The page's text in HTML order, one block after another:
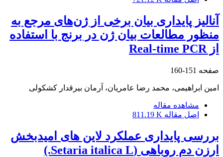
آنالیز پایداری بیان برخی از ژن‌های مرجع به
منظور مطالعات بیان ژن در برنج با استفاده
از Real-time PCR
صفحه 151-160
امین ابراهیمی، محمد رضا عامریان، آرمان بیرقدار کشکولی
مشاهده مقاله
اصل مقاله 811.19 K
بررسی پایداری عملکرد لاین های امیدبخش
ارزن دم روباهی (Setaria italica L.)